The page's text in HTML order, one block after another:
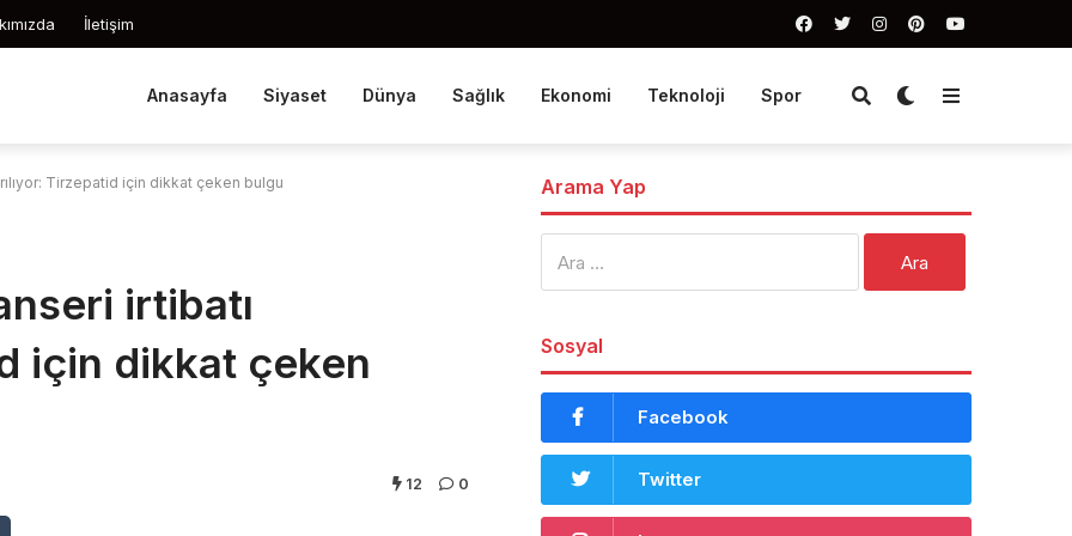
İletişim
Anasayfa Siyaset Dünya Sağlık Ekonomi Teknoloji Spor
Tirzepatid için dikkat çeken bulgu
irtibatı
için dikkat çeken
12 0
Arama Yap
Sosyal
Facebook
Twitter